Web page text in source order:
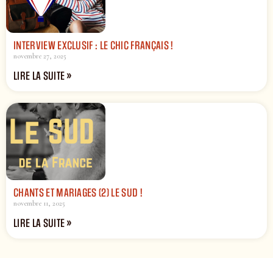
INTERVIEW EXCLUSIF : LE CHIC FRANÇAIS !
novembre 27, 2025
LIRE LA SUITE »
CHANTS ET MARIAGES (2) LE SUD !
novembre 11, 2025
LIRE LA SUITE »